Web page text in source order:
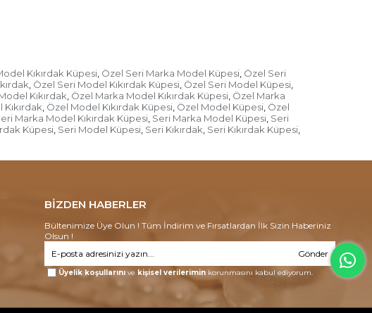
Kıkırdak Küpesi, Özel Seri Marka Model Küpesi, Özel Seri
, Özel Seri Model Kıkırdak Küpesi, Özel Seri Model Küpesi,
Kıkırdak, Özel Marka Model Kıkırdak Küpesi, Özel Marka
, Özel Model Kıkırdak Küpesi, Özel Model Küpesi, Özel
Marka Model Kıkırdak Küpesi, Seri Marka Model Küpesi, Seri
Küpesi, Seri Model Küpesi, Seri Kıkırdak, Seri Kıkırdak Küpesi,
BİZDEN HABERLER
Bültenimize Üye Olun ! Tüm İndirim ve Fırsatlardan İlk Sizin Haberiniz
Olsun !
Gönder
Üyelik koşullarınıve kişisel verileriminkorunmasını kabul ediyorum.